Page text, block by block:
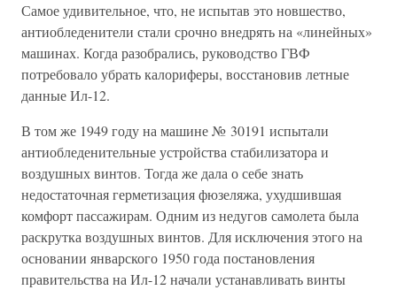
Самое удивительное, что, не испытав это новшество,
антиобледенители стали срочно внедрять на «линейных»
машинах. Когда разобрались, руководство ГВФ
потребовало убрать калориферы, восстановив летные
данные Ил-12.
В том же 1949 году на машине № 30191 испытали
антиобледенительные устройства стабилизатора и
воздушных винтов. Тогда же дала о себе знать
недостаточная герметизация фюзеляжа, ухудшившая
комфорт пассажирам. Одним из недугов самолета была
раскрутка воздушных винтов. Для исключения этого на
основании январского 1950 года постановления
правительства на Ил-12 начали устанавливать винты